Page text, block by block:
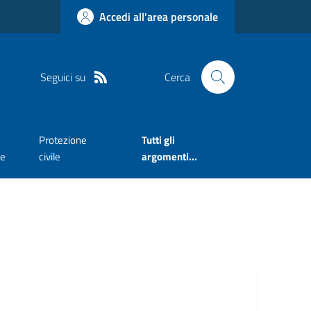
Accedi all'area personale
Seguici su Cerca
Protezione
civile
Tutti gli
argomenti...